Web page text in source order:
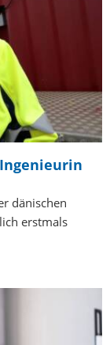
Ingenieurin
dänischen
erstmals